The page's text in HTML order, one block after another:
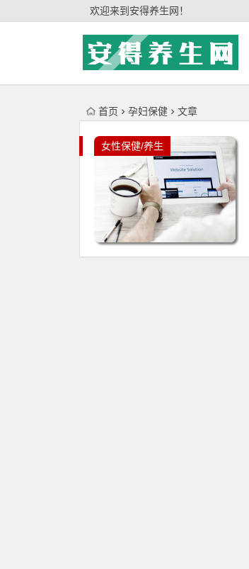
欢迎来到安得养生网！
首页 孕妇保健 文章
女性保健/养生